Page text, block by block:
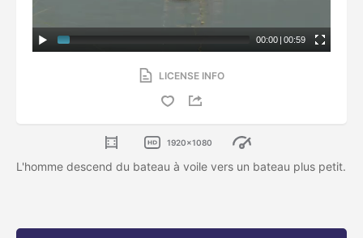
00:00 | 00:59
LICENSE INFO
1920x1080
L'homme descend du bateau à voile vers un bateau plus petit.